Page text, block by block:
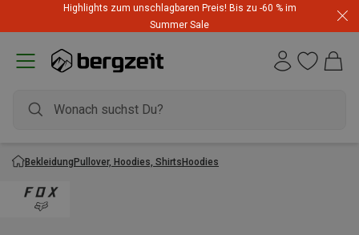
Highlights zum unschlagbaren Preis! Bis zu -60 % im
Summer Sale
BekleidungPullover, Hoodies, ShirtsHoodies